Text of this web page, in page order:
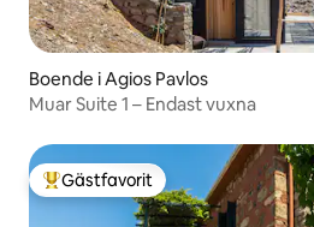
Boende i Agios Pavlos
Muar Suite 1 – Endast vuxna
Populär gästfavorit
Gästfavorit